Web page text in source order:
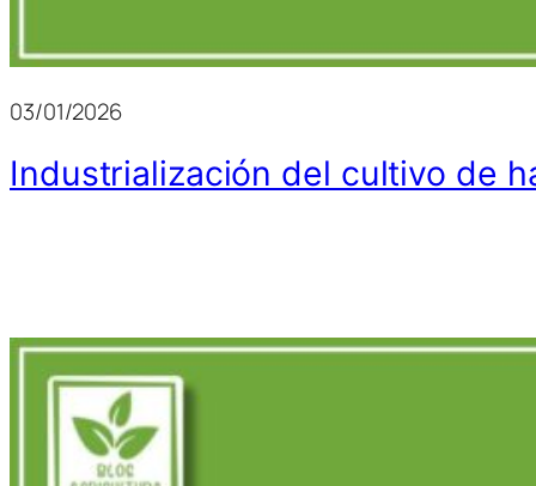
03/01/2026
Industrialización del cultivo de